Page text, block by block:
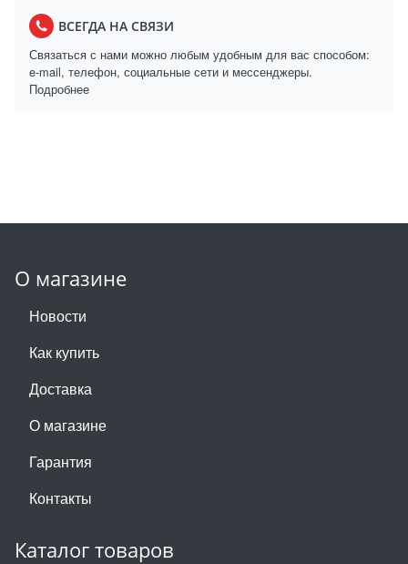
ВСЕГДА НА СВЯЗИ
Связаться с нами можно любым удобным для вас способом:
e-mail, телефон, социальные сети и мессенджеры.
Подробнее
О магазине
Новости
Как купить
Доставка
О магазине
Гарантия
Контакты
Каталог товаров